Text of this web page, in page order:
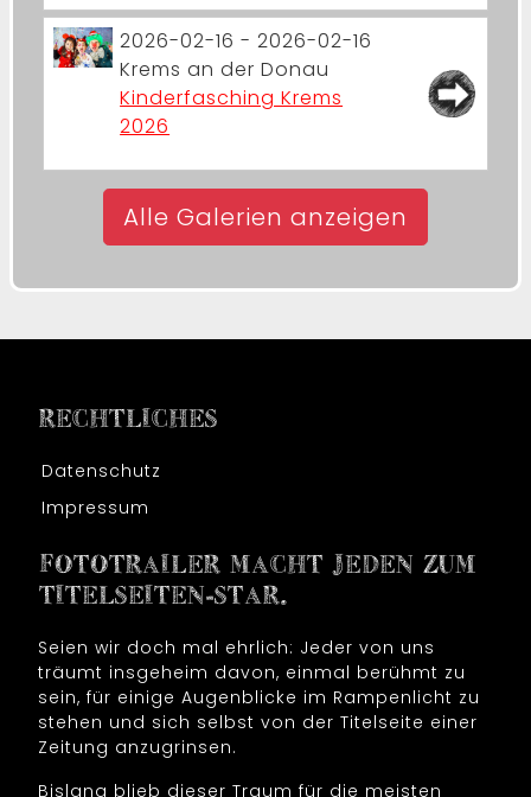
2026-02-16 - 2026-02-16
Krems an der Donau
Kinderfasching Krems
2026
Alle Galerien anzeigen
RECHTLICHES
Datenschutz
Impressum
FOTOTRAILER MACHT JEDEN ZUM
TITELSEITEN-STAR.
Seien wir doch mal ehrlich: Jeder von uns
träumt insgeheim davon, einmal berühmt zu
sein, für einige Augenblicke im Rampenlicht zu
stehen und sich selbst von der Titelseite einer
Zeitung anzugrinsen.
Bislang blieb dieser Traum für die meisten